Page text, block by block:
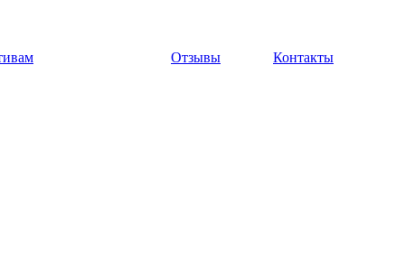
Отзывы Контакты